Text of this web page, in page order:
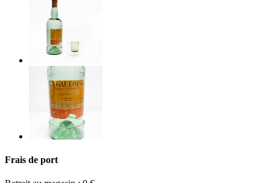
Frais de port